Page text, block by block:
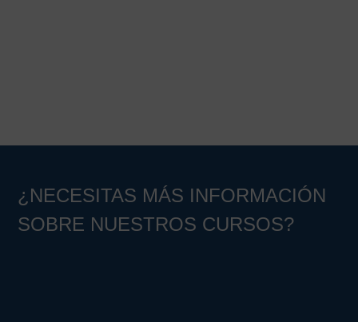
¿NECESITAS MÁS INFORMACIÓN
SOBRE NUESTROS CURSOS?